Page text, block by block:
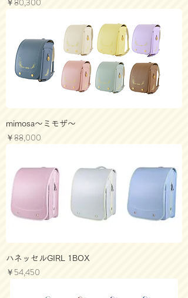
mimosa～ミモザ～
価格
￥88,000
ハネッセルGIRL 1BOX
価格
￥54,450